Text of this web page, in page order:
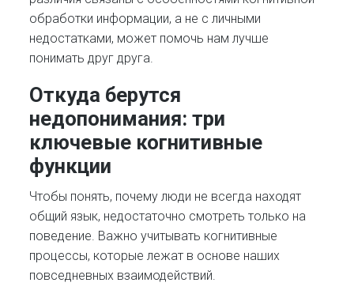
обработки информации, а не с личными
недостатками, может помочь нам лучше
понимать друг друга.
Откуда берутся
недопонимания: три
ключевые когнитивные
функции
Чтобы понять, почему люди не всегда находят
общий язык, недостаточно смотреть только на
поведение. Важно учитывать когнитивные
процессы, которые лежат в основе наших
повседневных взаимодействий.